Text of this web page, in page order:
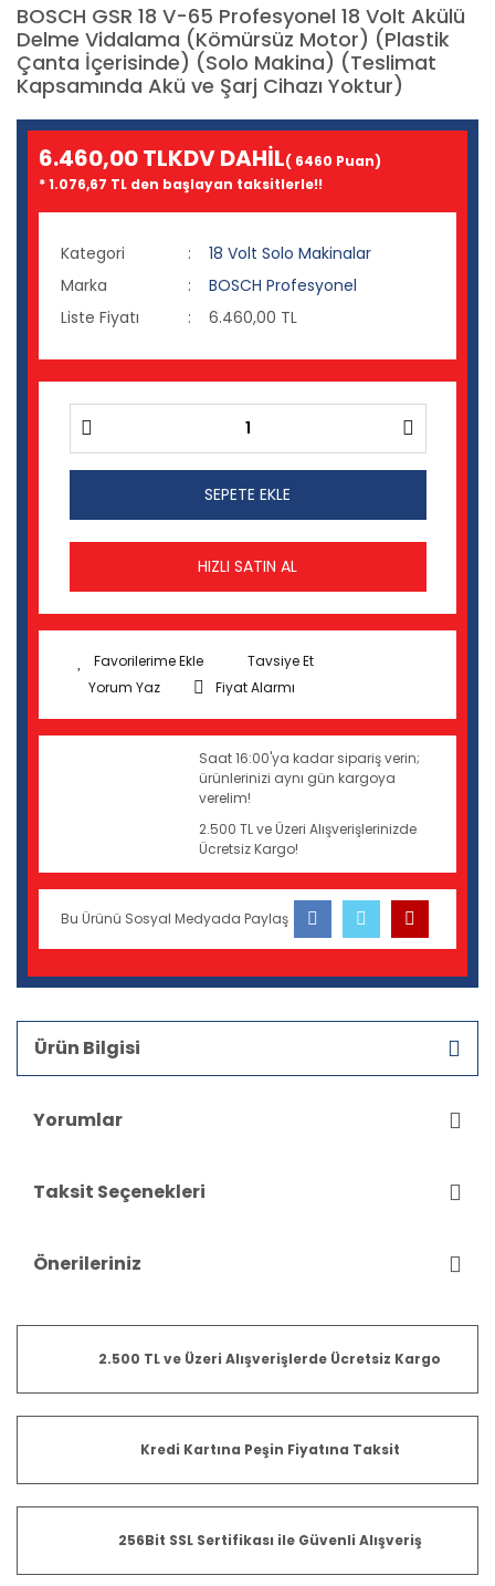
BOSCH GSR 18 V-65 Profesyonel 18 Volt Akülü
Delme Vidalama (Kömürsüz Motor) (Plastik
Çanta İçerisinde) (Solo Makina) (Teslimat
Kapsamında Akü ve Şarj Cihazı Yoktur)
6.460,00 TLKDV DAHİL( 6460 Puan)
* 1.076,67 TL den başlayan taksitlerle!!
Kategori
18 Volt Solo Makinalar
Marka
BOSCH Profesyonel
Liste Fiyatı
6.460,00 TL
SEPETE EKLE
HIZLI SATIN AL
Tavsiye Et
Yorum Yaz
Fiyat Alarmı
Saat 16:00'ya kadar sipariş verin;
ürünlerinizi aynı gün kargoya
verelim!
2.500 TL ve Üzeri Alışverişlerinizde
Ücretsiz Kargo!
Bu Ürünü Sosyal Medyada Paylaş
Ürün Bilgisi
Yorumlar
Taksit Seçenekleri
Önerileriniz
2.500 TL ve Üzeri Alışverişlerde Ücretsiz Kargo
Kredi Kartına Peşin Fiyatına Taksit
256Bit SSL Sertifikası ile Güvenli Alışveriş